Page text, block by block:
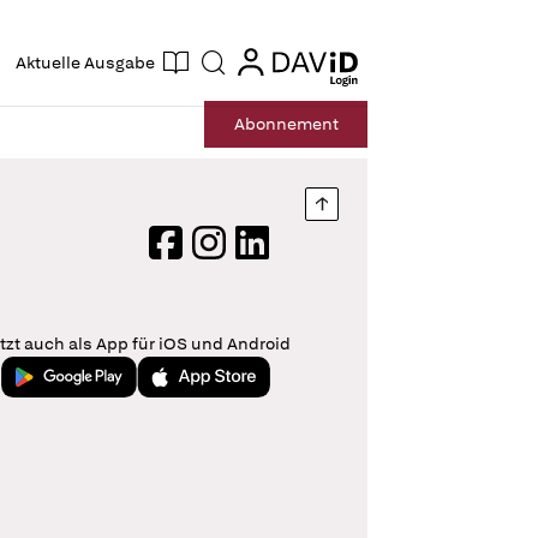
Aktuelle Ausgabe Suche login
login
Abonnement
Nach oben springen
FacebookInstagram
LinkedIn
auch als App für iOS und Android
Jetzt bei Google PlayLaden im App Store